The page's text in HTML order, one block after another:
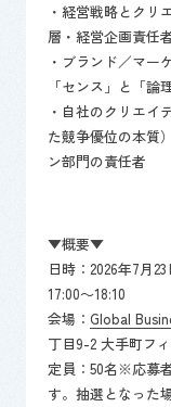
・経営戦略とクリ
層・経営企画責任
・ブランド／マー
「センス」と「論
・自社のクリエイ
た競争優位の本質
ン部門の責任者
▼概要▼
日時：2026年7月
17:00～18:10
会場： Global
丁目9-2 大手町フ
定員：50名※応募
す。抽選となった